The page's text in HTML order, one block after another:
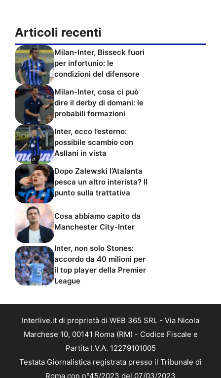
Articoli recenti
Milan-Inter, Bisseck fuori
per infortunio: le
condizioni del difensore
Milan-Inter, cosa ci può
dire il derby di domani: le
probabili formazioni
Inter, ecco l’esterno:
possibile scambio con
Asllani in vista
Dopo Zalewski l’Atalanta
pesca un altro interista? Il
punto sulla trattativa
Cosa abbiamo capito da
Manchester City-Inter
Inter, non solo Stones:
accordo da 40 milioni per
il top player della Premier
League
Interlive.it di proprietà di WEB 365 SRL - Via Nicola
Marchese 10, 00141 Roma (RM) - Codice Fiscale e
Partita I.V.A. 12279101005
Testata Giornalistica registrata presso il Tribunale di
Roma con n°45/2023 del 07/03/2023